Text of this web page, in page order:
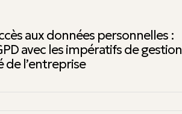
aux données personnelles :
avec les impératifs de gestion
l’entreprise